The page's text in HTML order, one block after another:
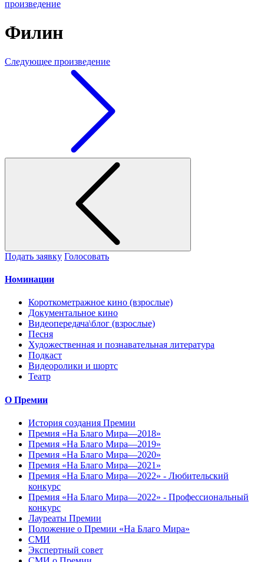
произведение
Филин
Следующее произведение
Подать заявку Голосовать
Номинации
Короткометражное кино (взрослые)
Документальное кино
Видеопередача\блог (взрослые)
Песня
Художественная и познавательная литература
Подкаст
Видеоролики и шортс
Театр
О Премии
История создания Премии
Премия «На Благо Мира—2018»
Премия «На Благо Мира—2019»
Премия «На Благо Мира—2020»
Премия «На Благо Мира—2021»
Премия «На Благо Мира—2022» - Любительский
конкурс
Премия «На Благо Мира—2022» - Профессиональный
конкурс
Лауреаты Премии
Положение о Премии «На Благо Мира»
СМИ
Экспертный совет